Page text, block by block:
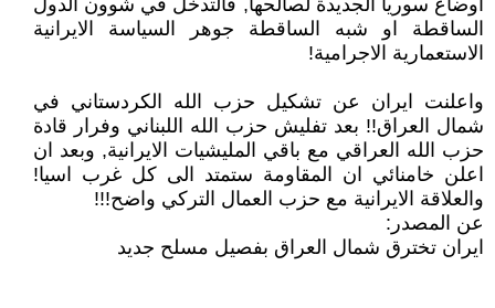
اوضاع سوريا الجديدة لصالحها, فالتدخل في شوون الدول
الساقطة او شبه الساقطة جوهر السياسة الايرانية
الاستعمارية الاجرامية!
واعلنت ايران عن تشكيل حزب الله الكردستاني في
شمال العراق!! بعد تفليش حزب الله اللبناني وفرار قادة
حزب الله العراقي مع باقي المليشيات الايرانية, وبعد ان
اعلن خامنائي ان المقاومة ستمتد الى كل غرب اسيا!
والعلاقة الايرانية مع حزب العمال التركي واضح!!!
عن المصدر:
ايران تخترق شمال العراق بفصيل مسلح جديد